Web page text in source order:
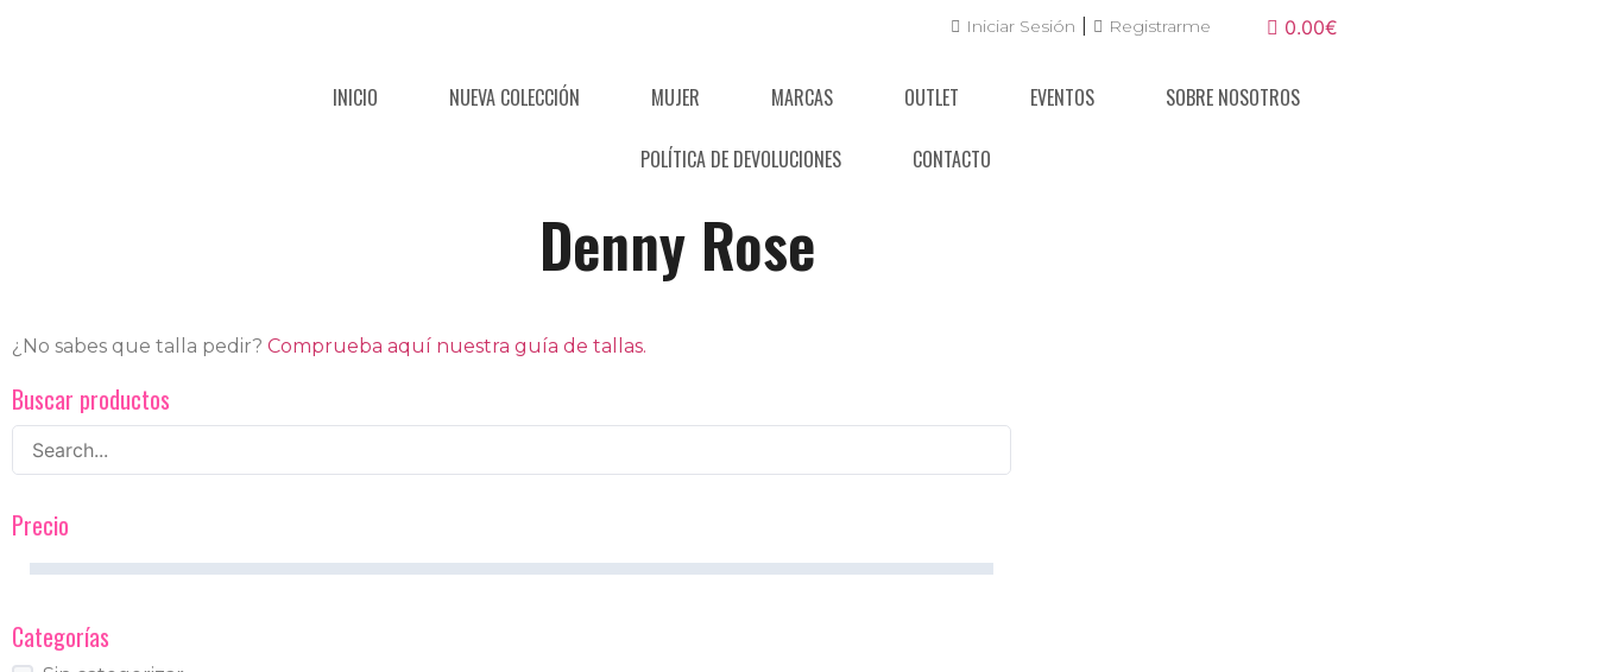
Iniciar Sesión Registrarme 0.00€
INICIO NUEVA COLECCIÓN MUJER MARCAS OUTLET EVENTOS SOBRE NOSOTROS
POLÍTICA DE DEVOLUCIONES CONTACTO
Denny Rose
¿No sabes que talla pedir? Comprueba aquí nuestra guía de tallas.
Buscar productos
Precio
Categorías